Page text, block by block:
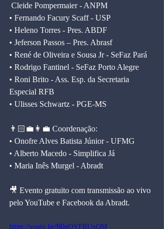
Cleide Pompermaier - ANPM
• Fernando Facury Scaff - USP
• Heleno Torres - Pres. ABDF
• Jeferson Passos – Pres. Abrasf
• René de Oliveira e Sousa Jr - SeFaz Pará
• Rodrigo Fantinel - SeFaz Porto Alegre
• Roni Brito - Ass. Esp. da Secretaria
Especial RFB
• Ulisses Schwartz - PGE-MS
👨🏻‍💼👩‍💼 Coordenação:
• Onofre Alves Batista Júnior - UFMG
• Alberto Macedo - Simplifica Já
• Maria Inês Murgel - Abradt
🎥 Evento gratuito com transmissão ao vivo
pelo YouTube e Facebook da Abradt.
https://youtu.be/B0gQYFRUnQM